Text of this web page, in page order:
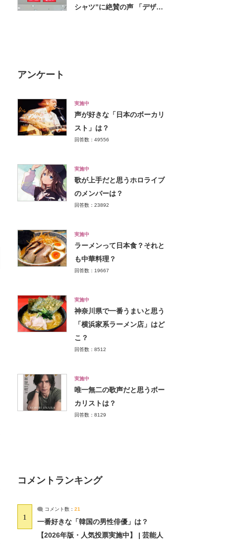
シャツ”に絶賛の声 「デザイ
アンケート
実施中
声が好きな「日本のボーカリ
スト」は？
回答数：49556
実施中
歌が上手だと思うホロライブ
のメンバーは？
回答数：23892
実施中
ラーメンって日本食？それと
も中華料理？
回答数：19667
実施中
神奈川県で一番うまいと思う
「横浜家系ラーメン店」はど
こ？
回答数：8512
実施中
唯一無二の歌声だと思うボー
カリストは？
回答数：8129
コメントランキング
1
コメント数： 21
一番好きな「韓国の男性俳優」は？
【2026年版・人気投票実施中】 | 芸能人